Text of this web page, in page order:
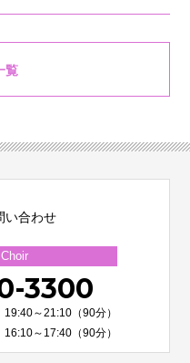
覧
い合わせ
3300
～21:10（90分）
～17:40（90分）